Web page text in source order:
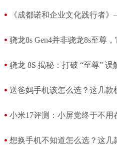
《成都诺和企业文化践行者
骁龙8s Gen4并非骁龙8s至尊
骁龙 8S 揭秘：打破 “至尊”
送爸妈手机该怎么选？这几
小米17评测：小屏党终于不用
想换手机不知道怎么选？这几